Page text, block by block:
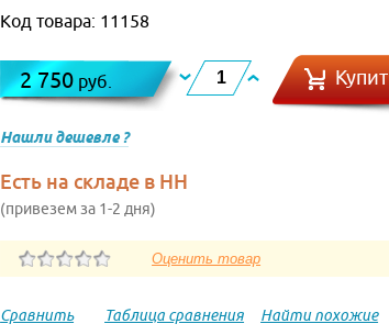
Код товара: 11158
2 750 руб.
Нашли дешевле ?
Есть на складе в НН
(привезем за 1-2 дня)
Сравнить Таблица сравнения Найти похожие